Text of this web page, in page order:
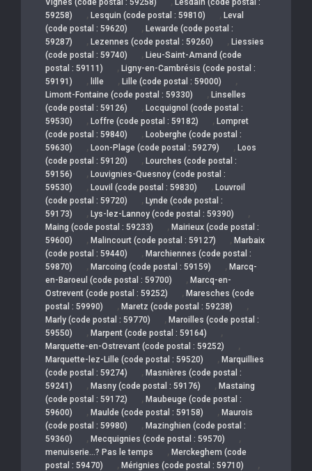
59258)
, Lesquin (code postal : 59810) , Leval
(code postal : 59620)
, Lewarde (code postal :
59287)
, Lezennes (code postal : 59260) , Liessies
(code postal : 59740)
, Lieu-Saint-Amand (code
postal : 59111)
, Ligny-en-Cambrésis (code postal :
59191)
, lille , Lille (code postal : 59000) ,
Limont-Fontaine (code postal : 59330) , Linselles
(code postal : 59126)
, Locquignol (code postal :
59530)
, Loffre (code postal : 59182) , Lompret
(code postal : 59840)
, Looberghe (code postal :
59630)
, Loon-Plage (code postal : 59279) , Loos
(code postal : 59120)
, Lourches (code postal :
59156)
, Louvignies-Quesnoy (code postal :
59530)
, Louvil (code postal : 59830) , Louvroil
(code postal : 59720)
, Lynde (code postal :
59173)
, Lys-lez-Lannoy (code postal : 59390) ,
Maing (code postal : 59233) , Mairieux (code postal :
59600)
, Malincourt (code postal : 59127) , Marbaix
(code postal : 59440)
, Marchiennes (code postal :
59870)
, Marcoing (code postal : 59159) , Marcq-
en-Baroeul (code postal : 59700)
, Marcq-en-
Ostrevent (code postal : 59252)
, Maresches (code
postal : 59990)
, Maretz (code postal : 59238) ,
Marly (code postal : 59770) , Maroilles (code postal :
59550)
, Marpent (code postal : 59164) ,
Marquette-en-Ostrevant (code postal : 59252) ,
Marquette-lez-Lille (code postal : 59520) , Marquillies
(code postal : 59274)
, Masnières (code postal :
59241)
, Masny (code postal : 59176) , Mastaing
(code postal : 59172)
, Maubeuge (code postal :
59600)
, Maulde (code postal : 59158) , Maurois
(code postal : 59980)
, Mazinghien (code postal :
59360)
, Mecquignies (code postal : 59570) ,
menuiserie…? Pas le temps , Merckeghem (code
postal : 59470)
, Mérignies (code postal : 59710) ,